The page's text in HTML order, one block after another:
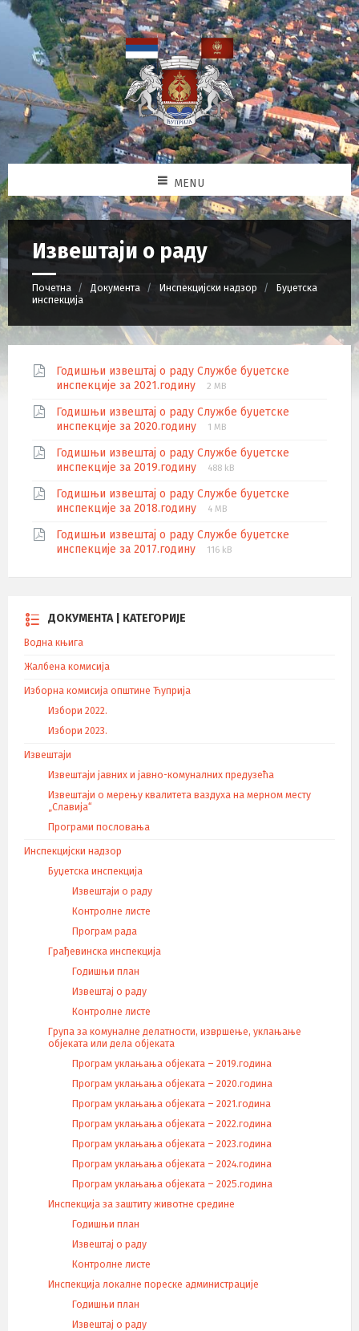
MENU
Извештаји о раду
Почетна Документа Инспекцијски надзор
Буџетска
инспекција
Годишњи извештај о раду Службе буџетске
инспекције за 2021.годину
2 MB
Годишњи извештај о раду Службе буџетске
инспекције за 2020.годину
1 MB
Годишњи извештај о раду Службе буџетске
инспекције за 2019.годину
488 kB
Годишњи извештај о раду Службе буџетске
инспекције за 2018.годину
4 MB
Годишњи извештај о раду Службе буџетске
инспекције за 2017.годину
116 kB
ДОКУМЕНТА | КАТЕГОРИЈЕ
Водна књига
Жалбена комисија
Изборна комисија општине Ћуприја
Избори 2022.
Избори 2023.
Извештаји
Извештаји јавних и јавно-комуналних предузећа
Извештаји о мерењу квалитета ваздуха на мерном месту
„Славија“
Програми пословања
Инспекцијски надзор
Буџетска инспекција
Извештаји о раду
Контролне листе
Програм рада
Грађевинска инспекција
Годишњи план
Извештај о раду
Контролне листе
Група за комуналне делатности, извршење, уклањање
објеката или дела објеката
Програм уклањања објеката – 2019.година
Програм уклањања објеката – 2020.година
Програм уклањања објеката – 2021.година
Програм уклањања објеката – 2022.година
Програм уклањања објеката – 2023.година
Програм уклањања објеката – 2024.година
Програм уклањања објеката – 2025.година
Инспекција за заштиту животне средине
Годишњи план
Извештај о раду
Контролне листе
Инспекција локалне пореске администрације
Годишњи план
Извештај о раду